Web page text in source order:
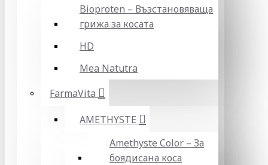
Bioproten – Възстановяваща
грижа за косата
HD
Mea Natutra
FarmaVita
AMETHYSTE
Amethyste Color – За
боядисана коса